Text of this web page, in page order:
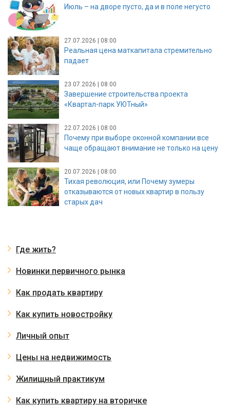
Июль – на дворе пусто, да и в поле негусто
27.07.2026 | 08:00
Реальная цена маткапитала стремительно
падает
23.07.2026 | 08:00
Завершение строительства проекта
«Квартал-парк УЮТный»
22.07.2026 | 08:00
Почему при выборе оконной компании все
чаще обращают внимание не только на цену
20.07.2026 | 08:00
Тихая революция, или Почему зумеры
отказываются от новых квартир в пользу
старых дач
Где жить?
Новинки первичного рынка
Как продать квартиру
Как купить новостройку
Личный опыт
Цены на недвижимость
Жилищный практикум
Как купить квартиру на вторичке